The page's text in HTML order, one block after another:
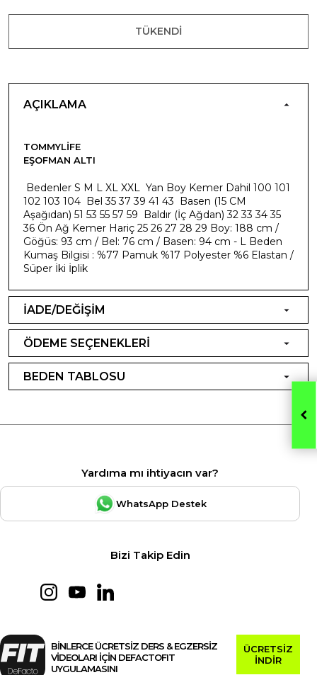
TÜKENDI
AÇIKLAMA
TOMMYLIFE
EŞOFMAN ALTI
Bedenler S M L XL XXL Yan Boy Kemer Dahil 100 101
102 103 104 Bel 35 37 39 41 43 Basen (15 CM
Aşağıdan) 51 53 55 57 59 Baldır (İç Ağdan) 32 33 34 35
36 Ön Ağ Kemer Hariç 25 26 27 28 29 Boy: 188 cm /
Göğüs: 93 cm / Bel: 76 cm / Basen: 94 cm - L Beden
Kumaş Bilgisi : %77 Pamuk %17 Polyester %6 Elastan /
Süper İki İplik
İADE/DEĞİŞİM
ÖDEME SEÇENEKLERİ
BEDEN TABLOSU
Yardıma mı ihtiyacın var?
WhatsApp Destek
Bizi Takip Edin
BİNLERCE ÜCRETSİZ DERS & EGZERSİZ
VİDEOLARI İÇİN DEFACTOFIT
UYGULAMASINI
ÜCRETSİZ
İNDİR